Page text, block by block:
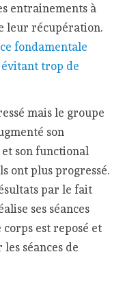
entrainements à
leur récupération.
fondamentale
trop de
mais le groupe
son
son functional
ont plus progressé.
par le fait
ses séances
est reposé et
séances de